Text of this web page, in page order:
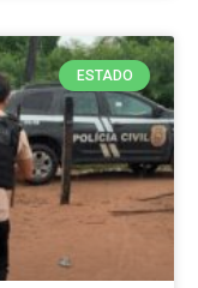
ESTADO